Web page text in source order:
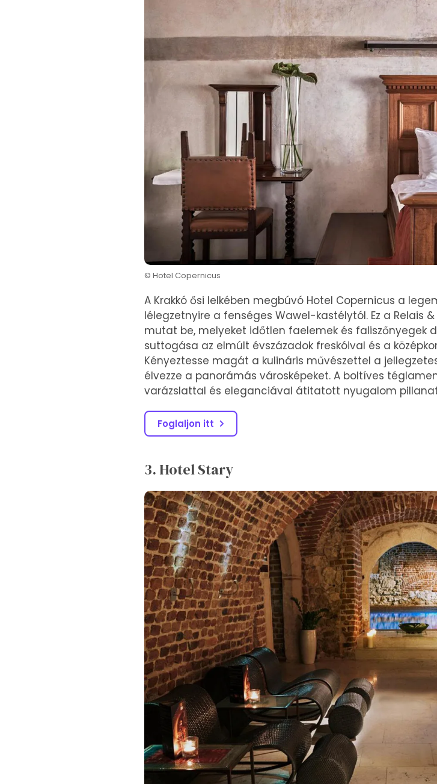
© Hotel Copernicus
A Krakkó ősi lelkében megbúvó Hotel Copernicus a
lélegzetnyire a fenséges Wawel-kastélytól. Ez a Relais
mutat be, melyeket időtlen faelemek és faliszőnyegek
suttogása az elmúlt évszázadok freskóival és a
Kényeztesse magát a kulináris művészettel a
élvezze a panorámás városképeket. A boltíves
varázslattal és eleganciával átitatott nyugalom
Foglaljon itt
3. Hotel Stary